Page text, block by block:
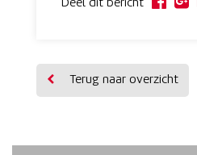
Deel dit bericht
Terug naar overzicht